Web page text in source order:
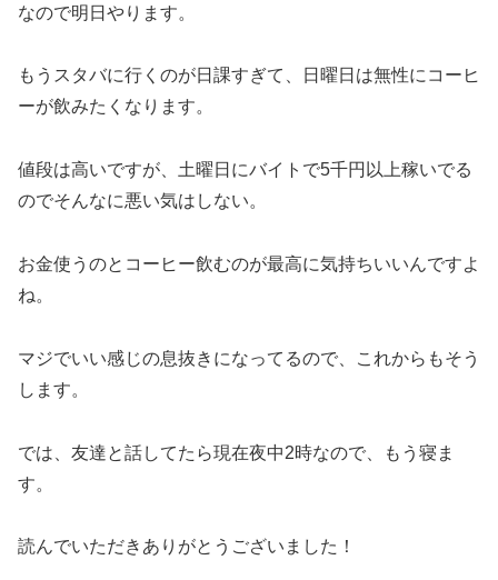
なので明日やります。
もうスタバに行くのが日課すぎて、日曜日は無性にコーヒ
ーが飲みたくなります。
値段は高いですが、土曜日にバイトで5千円以上稼いでる
のでそんなに悪い気はしない。
お金使うのとコーヒー飲むのが最高に気持ちいいんですよ
ね。
マジでいい感じの息抜きになってるので、これからもそう
します。
では、友達と話してたら現在夜中2時なので、もう寝ま
す。
読んでいただきありがとうございました！